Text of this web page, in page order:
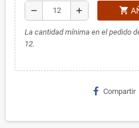
remove add shopping_cart
La cantidad mínima en el pedido
12.
Compartir